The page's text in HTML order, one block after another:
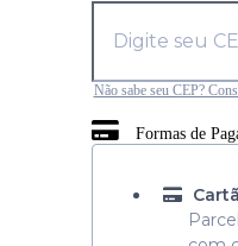
Não sabe seu CEP?
Formas de